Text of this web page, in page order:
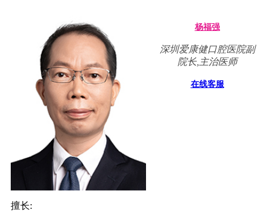
杨福强
深圳爱康健口腔医院副
院长,主治医师
在线客服
擅长: